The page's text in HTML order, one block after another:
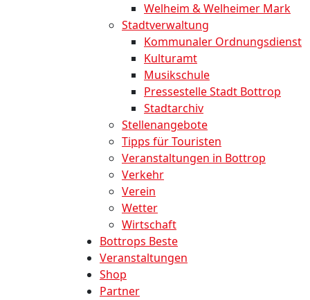
Welheim & Welheimer Mark
Stadtverwaltung
Kommunaler Ordnungsdienst
Kulturamt
Musikschule
Pressestelle Stadt Bottrop
Stadtarchiv
Stellenangebote
Tipps für Touristen
Veranstaltungen in Bottrop
Verkehr
Verein
Wetter
Wirtschaft
Bottrops Beste
Veranstaltungen
Shop
Partner